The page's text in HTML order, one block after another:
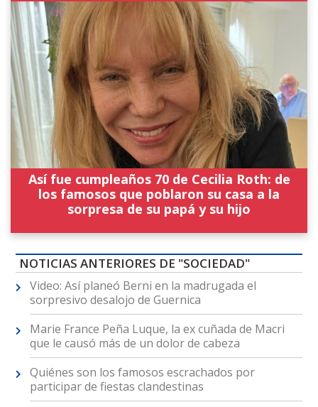
Así fue cumpleaños 70 de Cecilia Roth: de
los famosos que poblaron su casa a la
sorpresa de su papá y su hijo
NOTICIAS ANTERIORES DE "SOCIEDAD"
Video: Así planeó Berni en la madrugada el
sorpresivo desalojo de Guernica
Marie France Peña Luque, la ex cuñada de Macri
que le causó más de un dolor de cabeza
Quiénes son los famosos escrachados por
participar de fiestas clandestinas